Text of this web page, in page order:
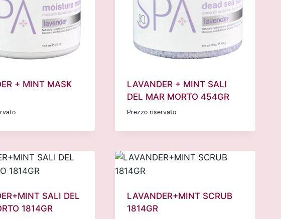
+ MINT MASK
LAVANDER + MINT SALI
DEL MAR MORTO 454GR
Prezzo riservato
SALI DEL
1814GR
LAVANDER+MINT SCRUB
1814GR